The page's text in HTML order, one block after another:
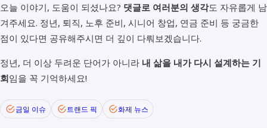
오늘 이야기, 도움이 되셨나요? 댓글로 여러분의 생각도 자유롭게 남
겨주세요. 정년, 퇴직, 노후 준비, 시니어 창업, 연금 준비 등 궁금한
점이 있다면 공유해주시면 더 깊이 다뤄보겠습니다.
정년, 더 이상 두려운 단어가 아니라 내 삶을 내가 다시 설계하는 기
회임을 꼭 기억하세요!
금일 이슈 트랜드 픽 화제 뉴스